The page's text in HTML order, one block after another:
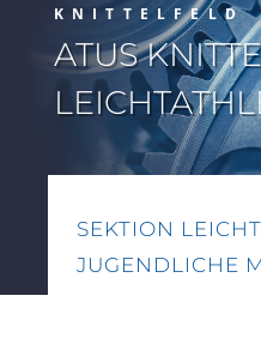
KNITTELFELD
ATUS
SEKTION
JUGENDLICHE